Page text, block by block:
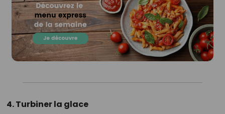
4. Turbiner la glace